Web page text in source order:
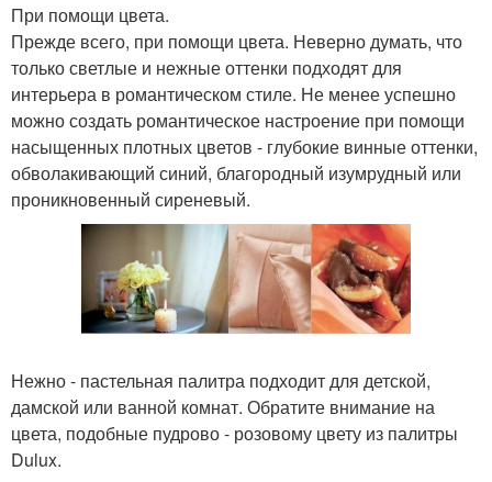
При помощи цвета.
Прежде всего, при помощи цвета. Неверно думать, что
только светлые и нежные оттенки подходят для
интерьера в романтическом стиле. Не менее успешно
можно создать романтическое настроение при помощи
насыщенных плотных цветов - глубокие винные оттенки,
обволакивающий синий, благородный изумрудный или
проникновенный сиреневый.
Нежно - пастельная палитра подходит для детской,
дамской или ванной комнат. Обратите внимание на
цвета, подобные пудрово - розовому цвету из палитры
Dulux.